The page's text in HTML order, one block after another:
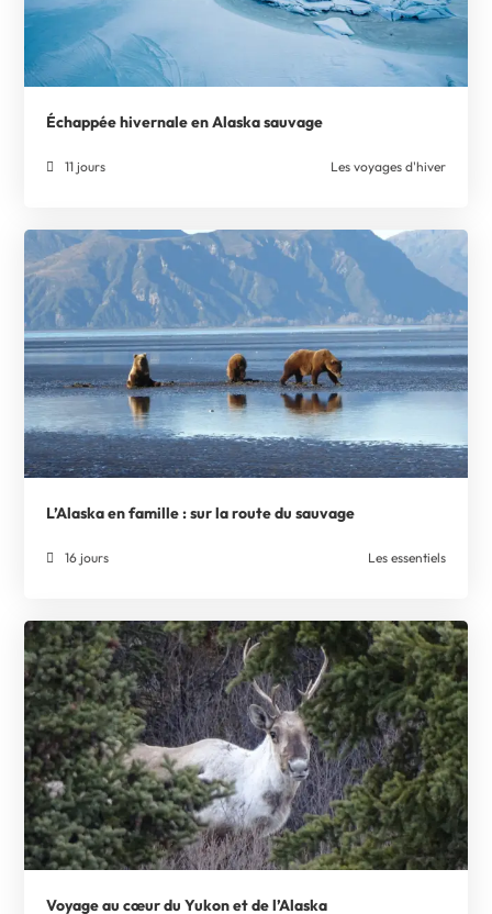
Échappée hivernale en Alaska sauvage
11 jours Les voyages d'hiver
L’Alaska en famille : sur la route du sauvage
16 jours Les essentiels
Voyage au cœur du Yukon et de l’Alaska